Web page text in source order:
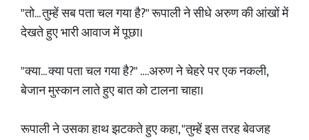
​"तो... तुम्हें सब पता चल गया है?" रूपाली ने सीधे अरुण की आंखों में
देखते हुए भारी आवाज में पूछा।
​"क्या... क्या पता चल गया है?" ….अरुण ने चेहरे पर एक नकली,
बेजान मुस्कान लाते हुए बात को टालना चाहा।
​रूपाली ने उसका हाथ झटकते हुए कहा, "तुम्हें इस तरह बेवजह